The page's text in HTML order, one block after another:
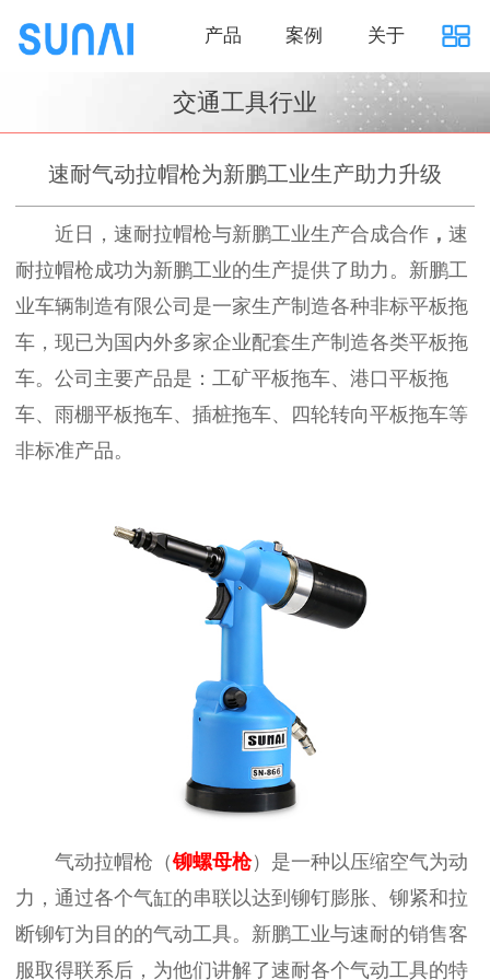
产品 案例 关于
交通工具行业
速耐气动拉帽枪为新鹏工业生产助力升级
近日，速耐拉帽枪与新鹏工业生产合成合作 ，速
耐拉帽枪成功为新鹏工业的生产提供了助力。新鹏工
业车辆制造有限公司是一家生产制造各种非标平板拖
车，现已为国内外多家企业配套生产制造各类平板拖
车。公司主要产品是：工矿平板拖车、港口平板拖
车、雨棚平板拖车、插桩拖车、四轮转向平板拖车等
非标准产品。
气动拉帽枪（铆螺母枪）是一种以压缩空气为动
力，通过各个气缸的串联以达到铆钉膨胀、铆紧和拉
断铆钉为目的的气动工具。新鹏工业与速耐的销售客
服取得联系后，为他们讲解了速耐各个气动工具的特